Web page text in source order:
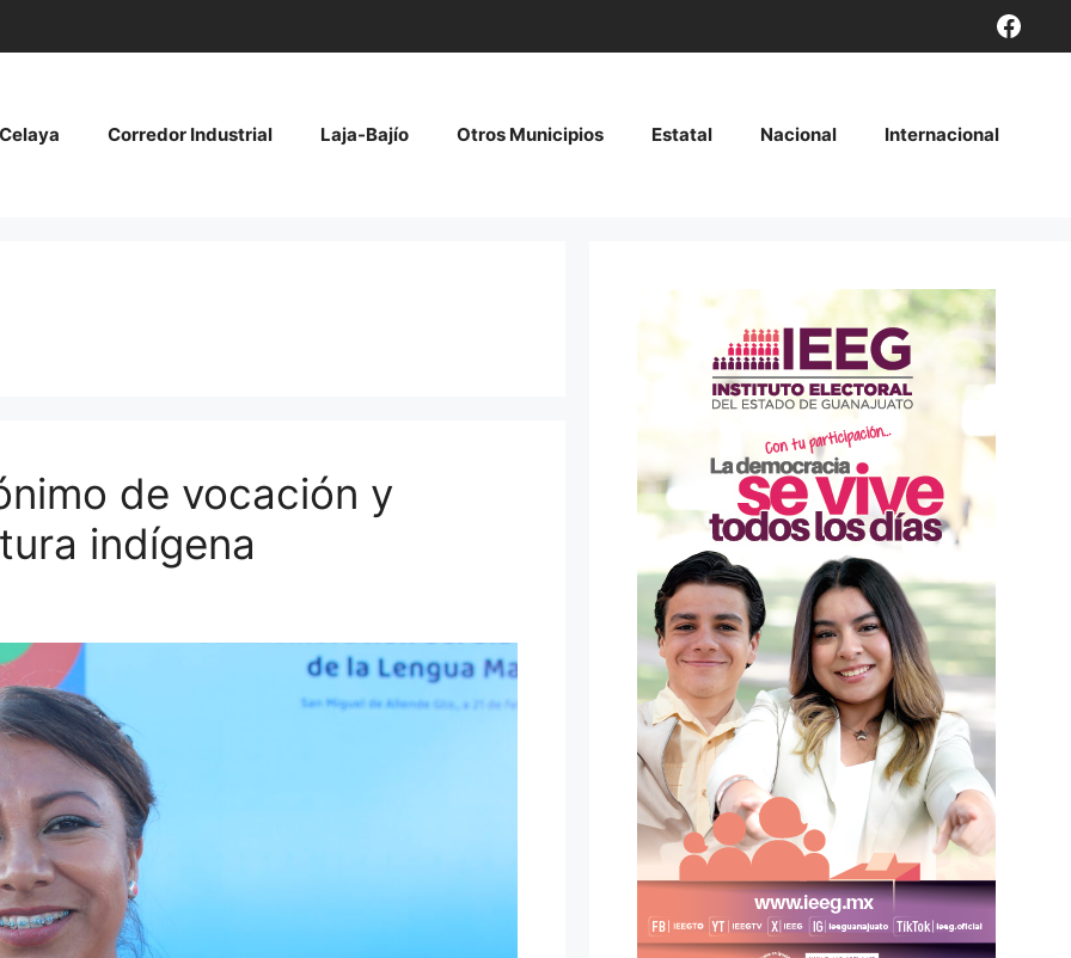
Celaya Corredor Industrial Laja-Bajío Otros Municipios Estatal Nacional Internacional
de vocación y
indígena